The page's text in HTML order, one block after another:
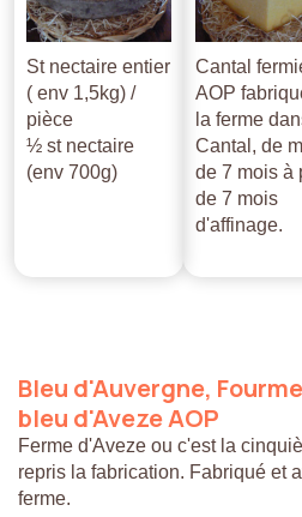
St nectaire entier
( env 1,5kg) /
pièce
½ st nectaire
(env 700g)
Cantal
AOP
la ferme
Cantal, de
de 7 mois à
de 7 mois
d'affinage.
Bleu d'Auvergne, Fourme
bleu d'AvezeAOP
Ferme d'Aveze ou c'est la
repris la fabrication. Fabriqué et
ferme.